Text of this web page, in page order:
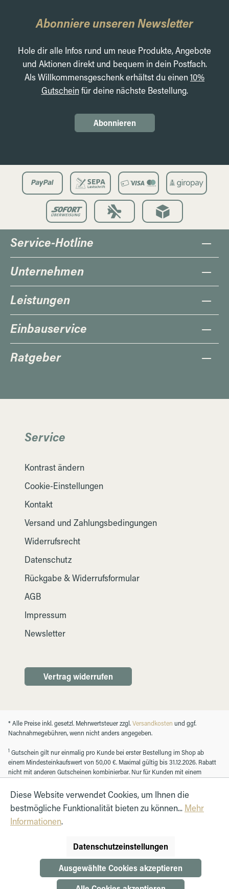
Abonniere unseren Newsletter
Hole dir alle Infos rund um neue Produkte, Angebote
und Aktionen direkt und bequem in dein Postfach.
Als Willkommensgeschenk erhältst du einen10%
Gutscheinfür deine nächste Bestellung.
Abonnieren
Service-Hotline
Unternehmen
Leistungen
Einbauservice
Ratgeber
Service
Kontrast ändern
Cookie-Einstellungen
Kontakt
Versand und Zahlungsbedingungen
Widerrufsrecht
Datenschutz
Rückgabe & Widerrufsformular
AGB
Impressum
Newsletter
Vertrag widerrufen
* Alle Preise inkl. gesetzl. Mehrwertsteuer zzgl.Versandkosten und ggf.
Nachnahmegebühren, wenn nicht anders angegeben.
1 Gutschein gilt nur einmalig pro Kunde bei erster Bestellung im Shop ab
einem Mindesteinkaufswert von 50,00 €. Maximal gültig bis 31.12.2026. Rabatt
nicht mit anderen Gutscheinen kombinierbar. Nur für Kunden mit einem
Diese Website verwendet Cookies, um Ihnen die
bestmögliche Funktionalität bieten zu können... Mehr
Informationen.
Datenschutzeinstellungen
Ausgewählte Cookies akzeptieren